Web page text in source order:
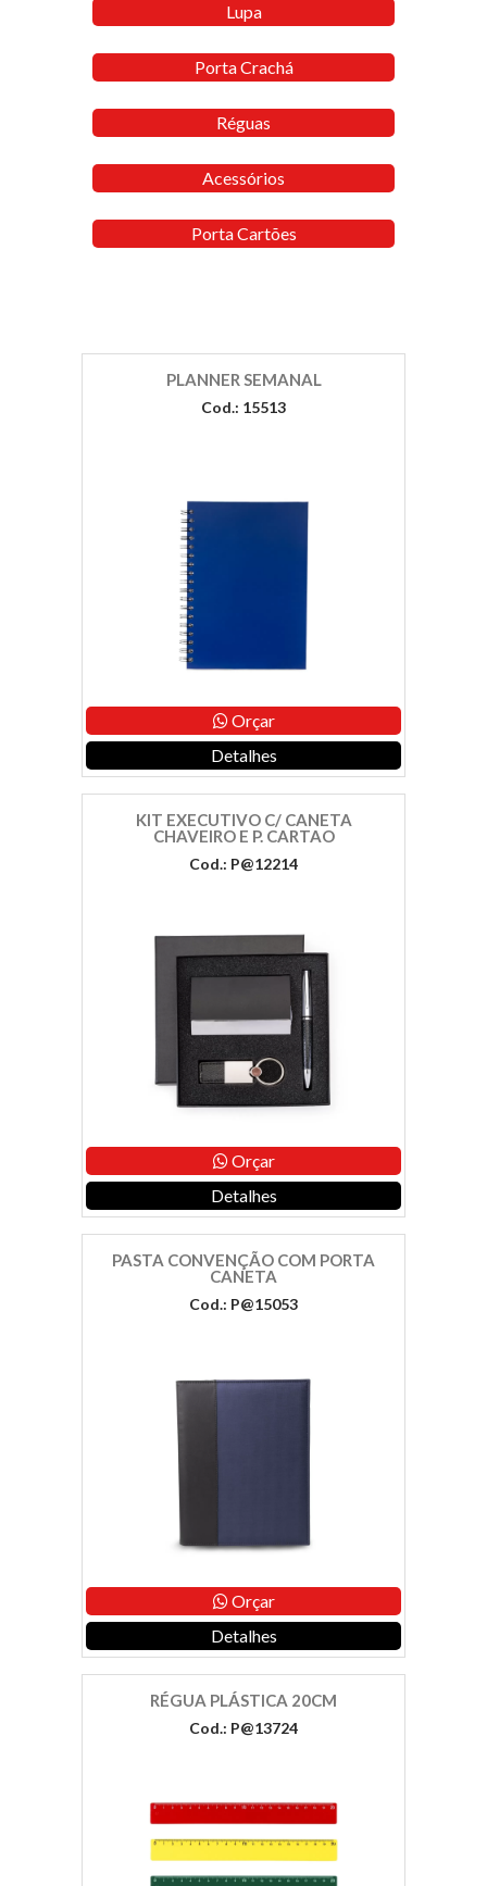
Lupa
Porta Crachá
Réguas
Acessórios
Porta Cartões
PLANNER SEMANAL
Cod.: 15513
Orçar
Detalhes
KIT EXECUTIVO C/ CANETA
CHAVEIRO E P. CARTAO
Cod.: P@12214
Orçar
Detalhes
PASTA CONVENÇÃO COM PORTA
CANETA
Cod.: P@15053
Orçar
Detalhes
RÉGUA PLÁSTICA 20CM
Cod.: P@13724